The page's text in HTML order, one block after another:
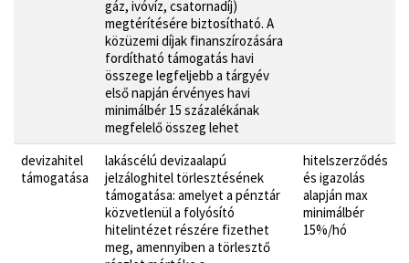
gáz, ivóvíz, csatornadíj)
megtérítésére biztosítható. A
közüzemi díjak finanszírozására
fordítható támogatás havi
összege legfeljebb a tárgyév
első napján érvényes havi
minimálbér 15 százalékának
megfelelő összeg lehet
devizahitel
támogatása
lakáscélú devizaalapú
jelzáloghitel törlesztésének
támogatása: amelyet a pénztár
közvetlenül a folyósító
hitelintézet részére fizethet
meg, amennyiben a törlesztő
hitelszerződés
és igazolás
alapján max
minimálbér
15%/hó